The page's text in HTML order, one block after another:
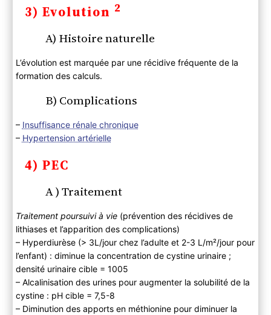
3) Evolution 2
A) Histoire naturelle
L’évolution est marquée par une récidive fréquente de la
formation des calculs.
B) Complications
– Insuffisance rénale chronique
– Hypertension artérielle
4) PEC
A ) Traitement
Traitement poursuivi à vie (prévention des récidives de
lithiases et l’apparition des complications)
– Hyperdiurèse (> 3L/jour chez l’adulte et 2-3 L/m²/jour pour
l’enfant) : diminue la concentration de cystine urinaire ;
densité urinaire cible = 1005
– Alcalinisation des urines pour augmenter la solubilité de la
cystine : pH cible = 7,5-8
– Diminution des apports en méthionine pour diminuer la